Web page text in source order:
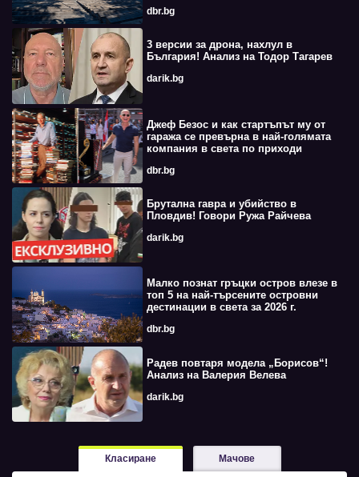
dbr.bg
3 версии за дрона, нахлул в
България! Анализ на Тодор Тагарев
darik.bg
Джеф Безос и как стартъпът му от
гаража се превърна в най-голямата
компания в света по приходи
dbr.bg
Брутална гавра и убийство в
Пловдив! Говори Ружа Райчева
darik.bg
Малко познат гръцки остров влезе в
топ 5 на най-търсените островни
дестинации в света за 2026 г.
dbr.bg
Радев повтаря модела „Борисов“!
Анализ на Валерия Велева
darik.bg
Класиране Мачове